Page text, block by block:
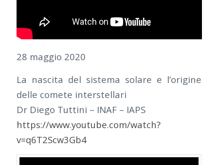
28 maggio 2020
La nascita del sistema solare e l’origine
delle comete interstellari
Dr Diego Tuttini – INAF – IAPS
https://www.youtube.com/watch?
v=q6T2Scw3Gb4